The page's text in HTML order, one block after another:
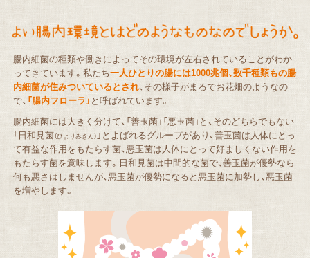
腸内細菌の種類や働きによってその環境が左右されていることがわか
ってきています。私たち一人ひとりの腸には1000兆個、数千種類もの腸
内細菌が住みついているとされ、その様子がまるでお花畑のようなの
で、 「腸内フローラ」 と呼ばれています。
腸内細菌には大きく分けて、「善玉菌」「悪玉菌」と、そのどちらでもない
「日和見菌（ひよりみきん） 」とよばれるグループがあり、善玉菌は人体にとっ
て有益な作用をもたらす菌、悪玉菌は人体にとって好ましくない作用を
もたらす菌を意味します。日和見菌は中間的な菌で、善玉菌が優勢なら
何も悪さはしませんが、悪玉菌が優勢になると悪玉菌に加勢し、悪玉菌
を増やします。